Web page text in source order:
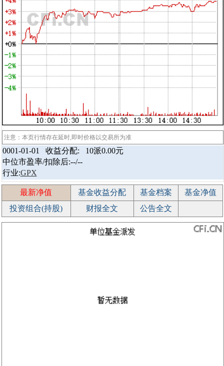
注意：本页行情存在延时,即时价格以交易所为准
0001-01-01 收益分配: 10派0.00元
中位市盈率/扣除后:--/--
行业:GPX
最新净值 基金收益分配 基金档案
基金净值
投资组合(持股)
财报全文 公告全文